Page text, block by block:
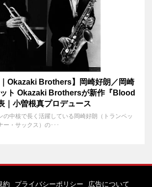
｜Okazaki Brothers】岡崎好朗／岡崎
ト Okazaki Brothersが新作『Blood
｜小曽根真プロデュース
の中核で長く活躍している岡崎好朗（トランペッ
ー・サックス）の･･･
約 プライバシーポリシー 広告について